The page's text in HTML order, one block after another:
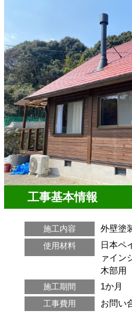
工事基本情報
施工内容 外壁塗
使用材料
日本ペ
ァイン
木部用
施工期間 1か月
工事費用 お問い